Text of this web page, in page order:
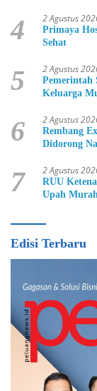
4 2 Agustus
Primaya
Sehat
5 2 Agustus
Pemerintah
Keluarga
6 2 Agustus
Rembang
Didorong
7 2 Agustus
RUU
Upah Murah
Edisi Terbaru